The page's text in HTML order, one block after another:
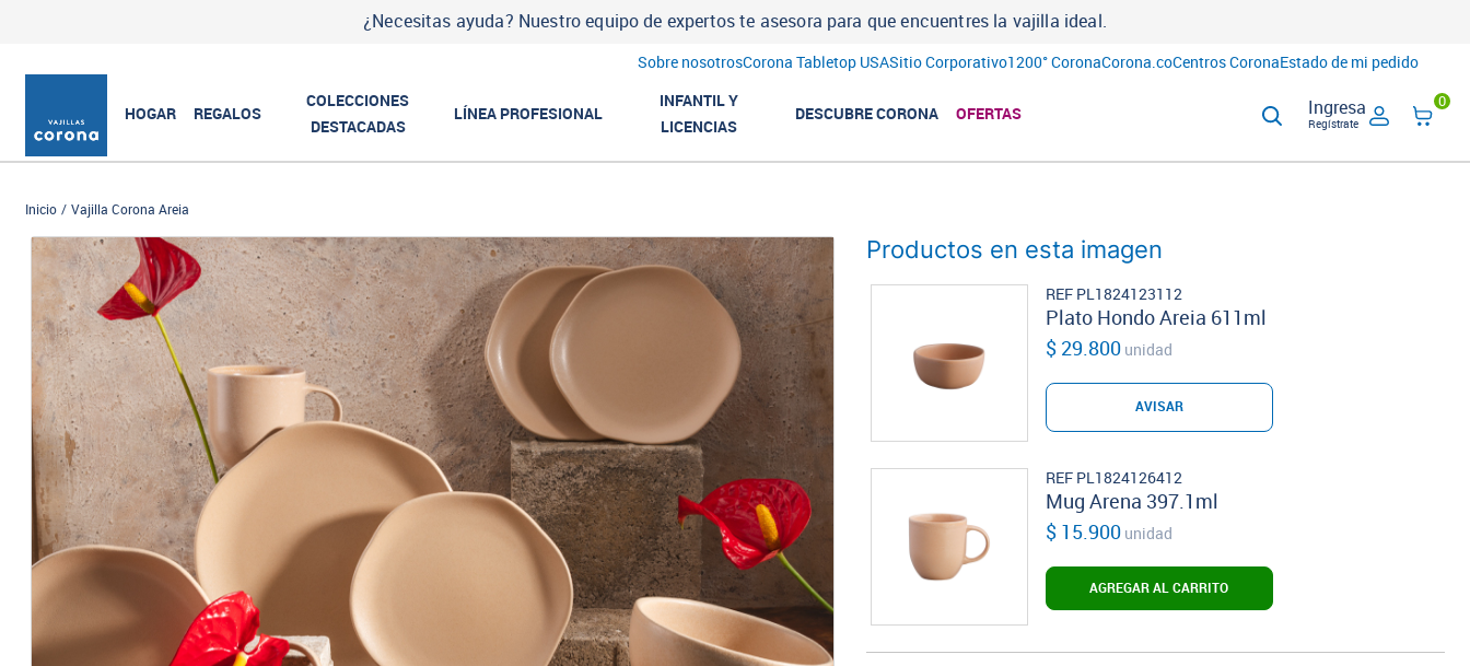
¿Necesitas ayuda? Nuestro equipo de expertos te asesora para que encuentres la vajilla ideal.
Sobre nosotrosCorona Tabletop USASitio Corporativo1200° CoronaCorona.coCentros CoronaEstado de mi pedido
HOGAR REGALOS
COLECCIONES
DESTACADAS
LÍNEA PROFESIONAL
INFANTIL Y
LICENCIAS
DESCUBRE CORONA OFERTAS Ingresa
Regístrate
0
Inicio Vajilla Corona Areia
Productos en esta imagen
REF PL1824123112
Plato Hondo Areia 611ml
$ 29.800unidad
AVISAR
REF PL1824126412
Mug Arena 397.1ml
$ 15.900unidad
AGREGAR AL CARRITO